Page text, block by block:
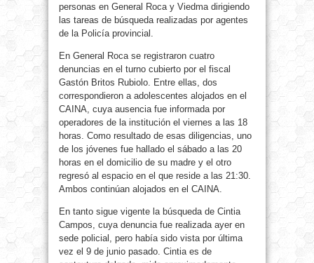
personas en General Roca y Viedma dirigiendo
las tareas de búsqueda realizadas por agentes
de la Policía provincial.
En General Roca se registraron cuatro
denuncias en el turno cubierto por el fiscal
Gastón Britos Rubiolo. Entre ellas, dos
correspondieron a adolescentes alojados en el
CAINA, cuya ausencia fue informada por
operadores de la institución el viernes a las 18
horas. Como resultado de esas diligencias, uno
de los jóvenes fue hallado el sábado a las 20
horas en el domicilio de su madre y el otro
regresó al espacio en el que reside a las 21:30.
Ambos continúan alojados en el CAINA.
En tanto sigue vigente la búsqueda de Cintia
Campos, cuya denuncia fue realizada ayer en
sede policial, pero había sido vista por última
vez el 9 de junio pasado. Cintia es de